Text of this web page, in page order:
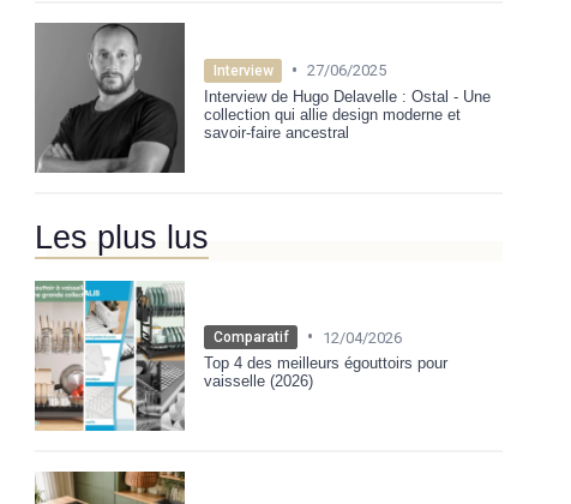
Interview • 27/06/2025
Interview de Hugo Delavelle : Ostal - Une
collection qui allie design moderne et
savoir-faire ancestral
Les plus lus
Comparatif •
12/04/2026
Top 4 des meilleurs égouttoirs pour
vaisselle (2026)